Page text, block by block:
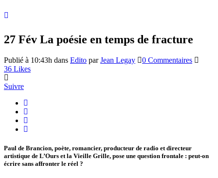
27 Fév La poésie en temps de fracture
Publié à 10:43h dans Edito parJean Legay
0 Commentaires
36 Likes
Suivre
Paul de Brancion, poète, romancier, producteur de radio et directeur
artistique de L’Ours et la Vieille Grille, pose une question frontale : peut-on
écrire sans affronter le réel ?